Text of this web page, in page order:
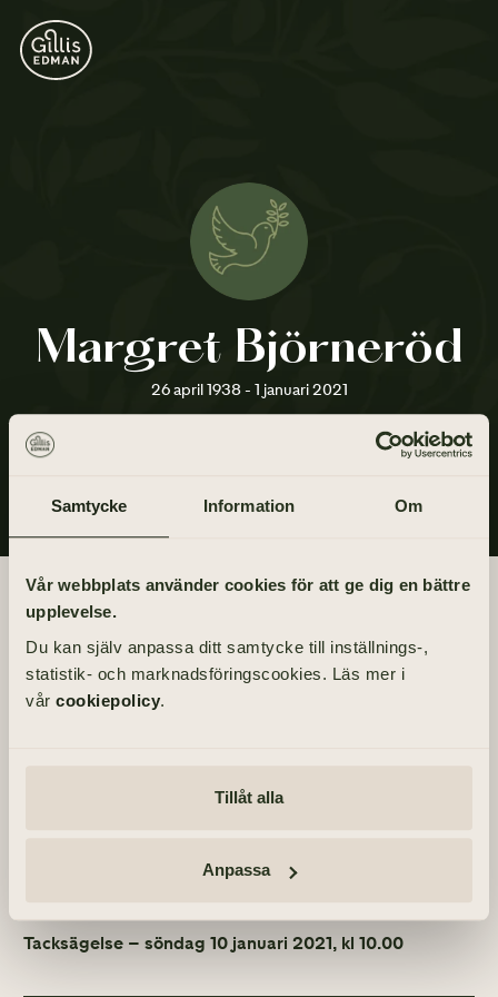
Samtycke Information Om
Vår webbplats använder cookies för att ge dig en bättre
upplevelse.
Du kan själv anpassa ditt samtycke till inställnings-,
statistik- och marknadsföringscookies. Läs mer i
vår cookiepolicy.
Tillåt alla
Anpassa
Margret Björneröd
26 april 1938 - 1 januari 2021
Begravningsdagen
BEGRAVNING
Fredag 29 januari 2021
kl 13.00
Tacksägelse – söndag 10 januari 2021, kl 10.00